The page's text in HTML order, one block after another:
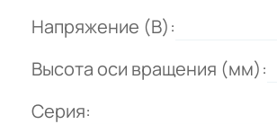
Напряжение (В):
Высота оси вращения (мм):
Серия: